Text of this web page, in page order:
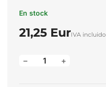
En stock
21,25 EurIVA incluido
+
–